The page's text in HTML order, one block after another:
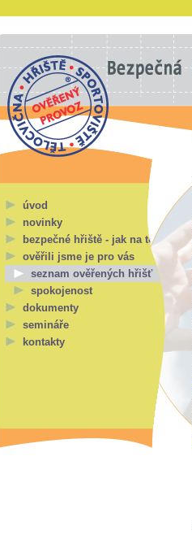
úvod
novinky
bezpečné hřiště - jak na to?
ověřili jsme je pro vás
seznam ověřených hřišť
spokojenost
dokumenty
semináře
kontakty